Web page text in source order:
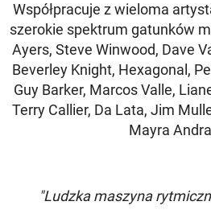
Współpracuje z wieloma
szerokie spektrum gatunków
Ayers, Steve Winwood, Dave
Beverley Knight, Hexagonal,
Guy Barker, Marcos Valle,
Terry Callier, Da Lata, Jim
Mayra
"Ludzka maszyna